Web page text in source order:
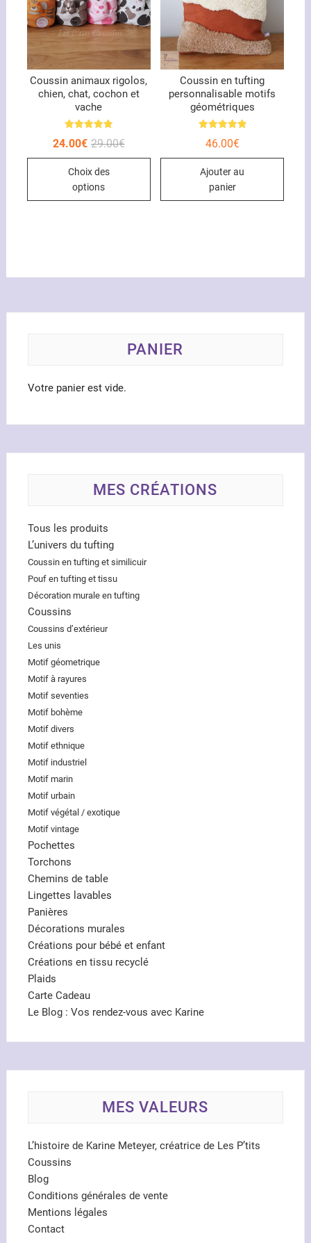
sur
la
page
produit
Coussin animaux rigolos,
chien, chat, cochon et
vache
5.0029.00€Le
24.00€
Le
Choix des
options
Ce
peuvent
choisies
la
Coussin en tufting
personnalisable motifs
géométriques
5.00
46.00€
Ajouter au
panier
PANIER
Votre panier est vide.
MES CRÉATIONS
Tous les produits
L’univers du tufting
Coussin en tufting et similicuir
Pouf en tufting et tissu
Décoration murale en tufting
Coussins
Coussins d’extérieur
Les unis
Motif géometrique
Motif à rayures
Motif seventies
Motif bohème
Motif divers
Motif ethnique
Motif industriel
Motif marin
Motif urbain
Motif végétal / exotique
Motif vintage
Pochettes
Torchons
Chemins de table
Lingettes lavables
Panières
Décorations murales
Créations pour bébé et enfant
Créations en tissu recyclé
Plaids
Carte Cadeau
Le Blog : Vos rendez-vous avec Karine
MES VALEURS
L’histoire de Karine Meteyer, créatrice de Les P’tits
Coussins
Blog
Conditions générales de vente
Mentions légales
Contact